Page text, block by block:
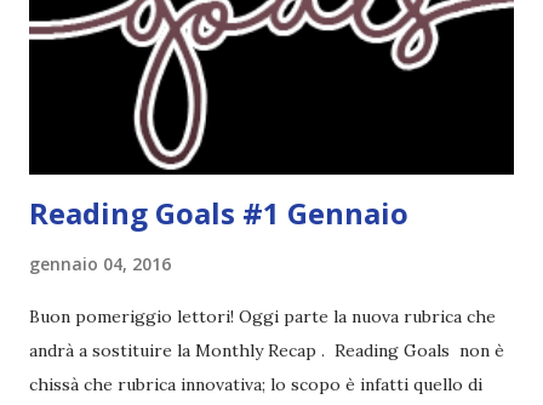
completato tre degli obiettivi della mia lista . Non importa
leggere 345.453.312 libri, ma maturare come lettore,
uscendo fuori dalla propria comfort zone. Come
partecipare Per partecipare non dovete fare altro che
Reading Goals #1 Gennaio
gennaio 04, 2016
Buon pomeriggio lettori! Oggi parte la nuova rubrica che
andrà a sostituire la Monthly Recap . Reading Goals non è
chissà che rubrica innovativa; lo scopo è infatti quello di